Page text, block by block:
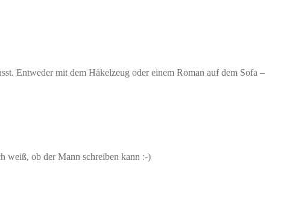
Entweder mit dem Häkelzeug oder einem Roman auf dem Sofa –
weiß, ob der Mann schreiben kann :-)